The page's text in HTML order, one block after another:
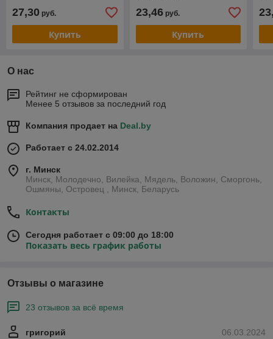
27,30 руб.
Купить
23,46руб.
Купить
О нас
Рейтинг не сформирован
Менее 5 отзывов за последний год
Компания продает на Deal.by
Работает с 24.02.2014
г. Минск
Минск, Молодечно, Вилейка, Мядель, Воложин, Сморгонь,
Ошмяны, Островец , Минск, Беларусь
Контакты
Сегодня работает с 09:00 до 18:00
Показать весь график работы
Отзывы о магазине
23 отзывов за всё время
06.03.2024
григорий